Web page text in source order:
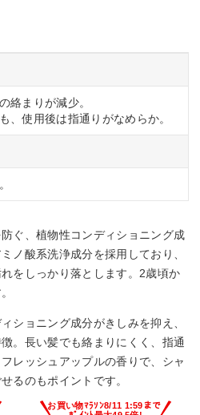
絡まりが減少。
、使用後は指通りがなめらか。
ぐ、植物性コンディショニング成
ノ酸系洗浄成分を採用しており、
をしっかり落とします。2歳頃か
ショニング成分がきしみを抑え、
。長い髪でも絡まりにくく、指通
レッシュアップルの香りで、シャ
るのもポイントです。